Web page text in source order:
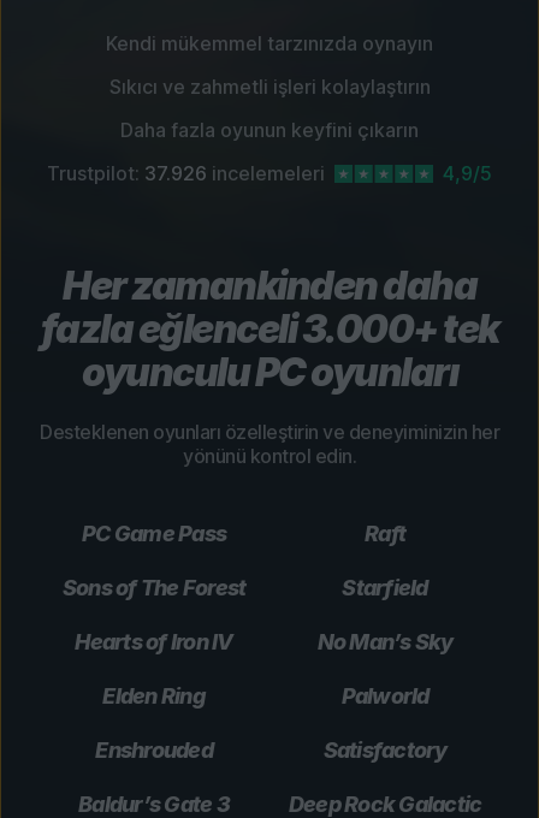
Kendi mükemmel tarzınızda oynayın
Sıkıcı ve zahmetli işleri kolaylaştırın
Daha fazla oyunun keyfini çıkarın
Trustpilot: 37.926 incelemeleri 4,9/5
Her zamankinden daha
fazla eğlenceli 3.000+ tek
oyunculu PC oyunları
Desteklenen oyunları özelleştirin ve deneyiminizin her
yönünü kontrol edin.
PC Game Pass Raft
Sons of The Forest Starfield
Hearts of Iron IV No Man’s Sky
Elden Ring Palworld
Enshrouded Satisfactory
Baldur’s Gate 3 Deep Rock Galactic